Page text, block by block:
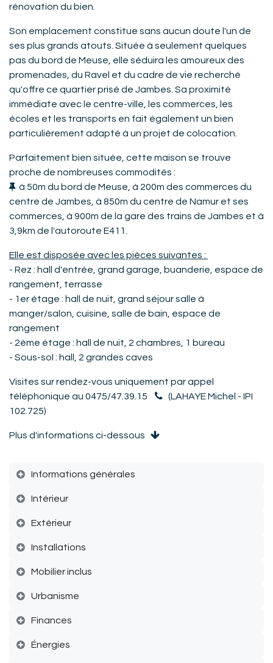
rénovation du bien.
Son emplacement constitue sans aucun doute l'un de
ses plus grands atouts. Située à seulement quelques
pas du bord de Meuse, elle séduira les amoureux des
promenades, du Ravel et du cadre de vie recherché
qu'offre ce quartier prisé de Jambes. Sa proximité
immédiate avec le centre-ville, les commerces, les
écoles et les transports en fait également un bien
particulièrement adapté à un projet de colocation.
Parfaitement bien située, cette maison se trouve
proche de nombreuses commodités :
à 50m du bord de Meuse, à 200m des commerces du
centre de Jambes, à 850m du centre de Namur et ses
commerces, à 900m de la gare des trains de Jambes et à
3,9km de l'autoroute E411.
Elle est disposée avec les pièces suivantes :
- Rez : hall d'entrée, grand garage, buanderie, espace de
rangement, terrasse
- 1er étage : hall de nuit, grand séjour salle à
manger/salon, cuisine, salle de bain, espace de
rangement
- 2ème étage : hall de nuit, 2 chambres, 1 bureau
- Sous-sol : hall, 2 grandes caves
Visites sur rendez-vous uniquement par appel
téléphonique au 0475/47.39.15
(LAHAYE Michel - IPI
102.725)
Plus d'informations ci-dessous
Informations générales
Intérieur
Extérieur
Installations
Mobilier inclus
Urbanisme
Finances
Énergies